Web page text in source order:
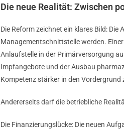
Die neue Realität: Zwischen
Die Reform zeichnet ein klares Bild:
Managementschnittstelle werden.
Anlaufstelle in der Primärversorgung
Impfangebote und der Ausbau
Kompetenz stärker in den
Andererseits darf die betriebliche
Die Finanzierungslücke: Die neuen